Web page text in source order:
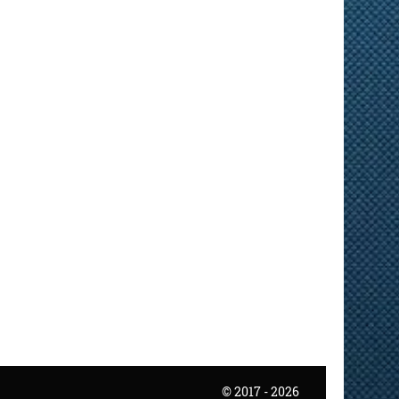
© 2017 - 2026